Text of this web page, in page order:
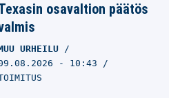
osavaltion päätös
URHEILU
- 10:43